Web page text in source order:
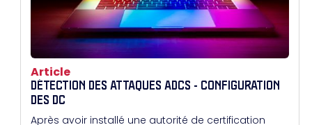
Article
DÉTECTION DES ATTAQUES ADCS - CONFIGURATION
DES DC
Après avoir installé une autorité de certification